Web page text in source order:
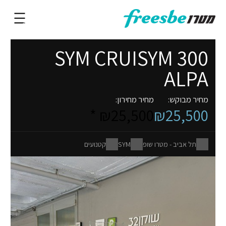
SYM CRUISYM 300
ALPA
מחיר מבוקש:
₪25,500
מחיר מחירון:
תל אביב - מטרו שופ SYM קטנועים